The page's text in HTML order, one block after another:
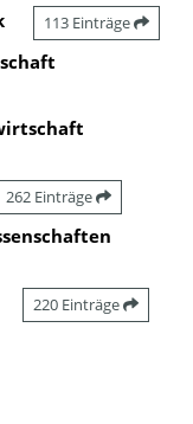
113 Einträge
262 Einträge
220 Einträge